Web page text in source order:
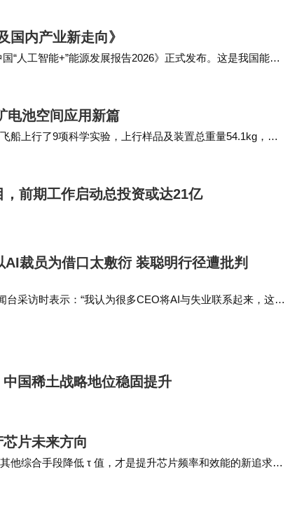
国内产业新走向》
“人工智能+”能源发展报告2026》正式发布。这是我国能源
国内产业发展现状、研判发展大…
电池空间应用新篇
船上行了9项科学实验，上行样品及装置总重量54.1kg，水
空实验。本次任务将重点聚焦…
前期工作启动总投资或达21亿
裁员为借口太敷衍 装聪明行径遭批判
台采访时表示：“我认为很多CEO将AI与失业联系起来，这种
国稀土战略地位稳固提升
片未来方向
他综合手段降低 τ 值，才是提升芯片频率和效能的新追求。
90 系列产品，可…